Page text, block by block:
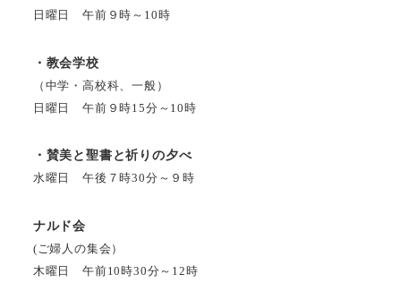
日曜日 午前９時～10時
・教会学校
（中学・高校科、一般）
日曜日 午前９時15分～10時
・賛美と聖書と祈りの夕べ
水曜日 午後７時30分～９時
ナルド会
(ご婦人の集会）
木曜日 午前10時30分～12時